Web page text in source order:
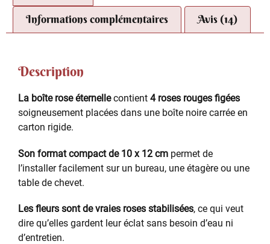
Informations complémentaires Avis (14)
Description
La boîte rose éternellecontient 4 roses rouges figées
soigneusement placées dans une boîte noire carrée en
carton rigide.
Son format compact de 10 x 12 cm permet de
l’installer facilement sur un bureau, une étagère ou une
table de chevet.
Les fleurs sont de vraies roses stabilisées, ce qui veut
dire qu’elles gardent leur éclat sans besoin d’eau ni
d’entretien.